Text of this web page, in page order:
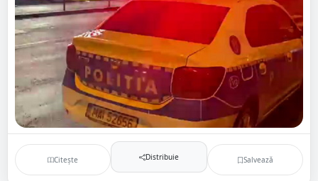
Citește Distribuie Salvează